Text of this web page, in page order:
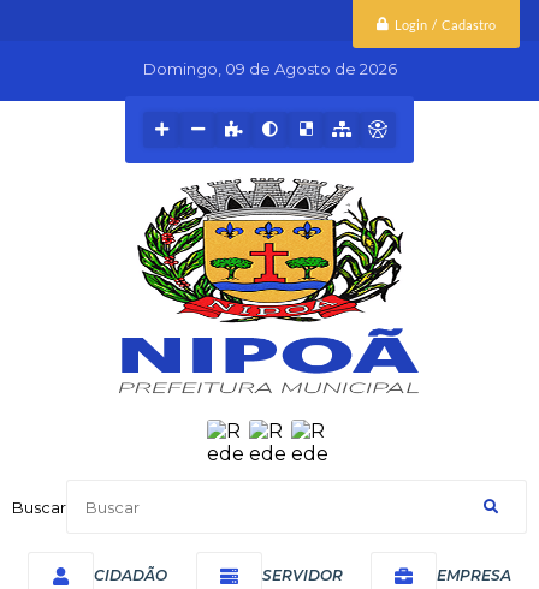
Login / Cadastro
Buscar
CIDADÃO SERVIDOR EMPRESA
Domingo 09 de Agosto de 2026